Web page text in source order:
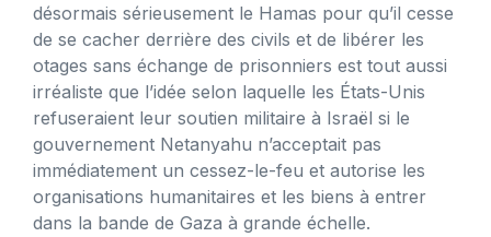
désormais sérieusement le Hamas pour qu’il cesse
de se cacher derrière des civils et de libérer les
otages sans échange de prisonniers est tout aussi
irréaliste que l’idée selon laquelle les États-Unis
refuseraient leur soutien militaire à Israël si le
gouvernement Netanyahu n’acceptait pas
immédiatement un cessez-le-feu et autorise les
organisations humanitaires et les biens à entrer
dans la bande de Gaza à grande échelle.